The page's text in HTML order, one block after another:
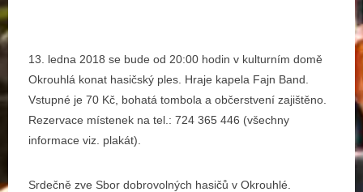
13. ledna 2018 se bude od 20:00 hodin v kulturním domě
Okrouhlá konat hasičský ples. Hraje kapela Fajn Band.
Vstupné je 70 Kč, bohatá tombola a občerstvení zajištěno.
Rezervace místenek na tel.: 724 365 446 (všechny
informace viz. plakát).
Srdečně zve Sbor dobrovolných hasičů v Okrouhlé.